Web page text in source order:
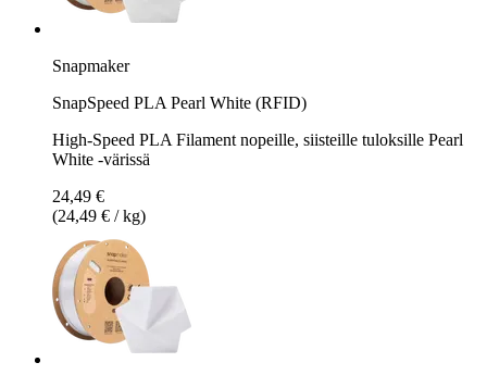
Snapmaker
SnapSpeed PLA Pearl White (RFID)
High-Speed PLA Filament nopeille, siisteille tuloksille Pearl
White -värissä
24,49 €
(24,49 € / kg)